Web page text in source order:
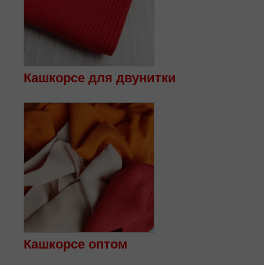
Кашкорсе для двунитки
Кашкорсе оптом